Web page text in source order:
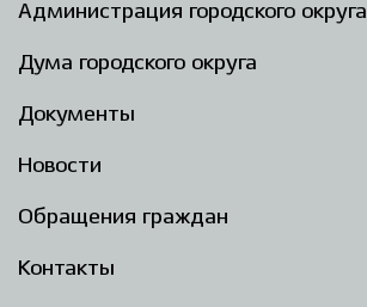
Администрация городского округа
Дума городского округа
Документы
Новости
Обращения граждан
Контакты